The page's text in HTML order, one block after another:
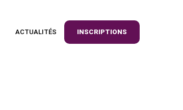
ACTUALITÉS INSCRIPTIONS